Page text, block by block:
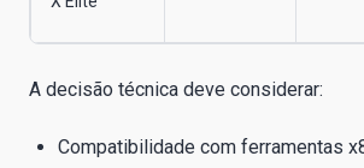
A decisão técnica deve considerar:
Compatibilidade com ferramentas